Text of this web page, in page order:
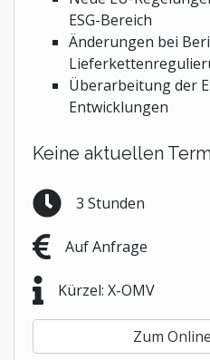
ESG-Bereich
Änderungen bei
Überarbeitung der
Entwicklungen
Keine aktuellen
3 Stunden
Auf Anfrage
Kürzel: X-OMV
Zum